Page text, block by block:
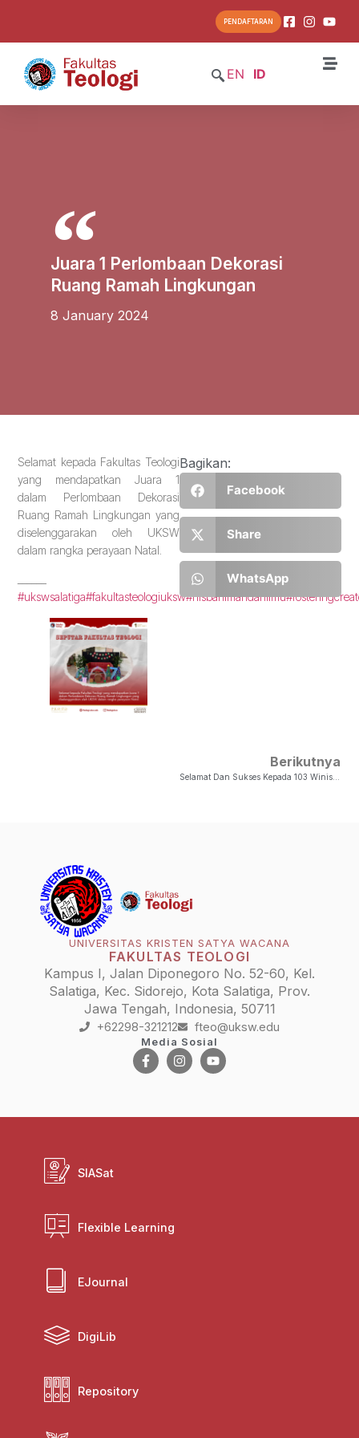
PENDAFTARAN
EN ID
Juara 1 Perlombaan Dekorasi
Ruang Ramah Lingkungan
8 January 2024
Selamat kepada Fakultas Teologi
yang mendapatkan Juara 1
dalam Perlombaan Dekorasi
Ruang Ramah Lingkungan yang
diselenggarakan oleh UKSW
dalam rangka perayaan Natal.
#ukswsalatiga#fakultasteologiuksw#nisbahimandanilmu
Bagikan:
Facebook
Share
WhatsApp
Berikutnya
Selamat Dan Sukses Kepada 103 Winisuda Fakultas Teologi UKSW Periode I Tahun 2024
UNIVERSITAS KRISTEN SATYA WACANA
FAKULTAS TEOLOGI
Kampus I, Jalan Diponegoro No. 52-60, Kel.
Salatiga, Kec. Sidorejo, Kota Salatiga, Prov.
Jawa Tengah, Indonesia, 50711
+62298-321212 fteo@uksw.edu
Media Sosial
SIASat
Flexible Learning
EJournal
DigiLib
Repository